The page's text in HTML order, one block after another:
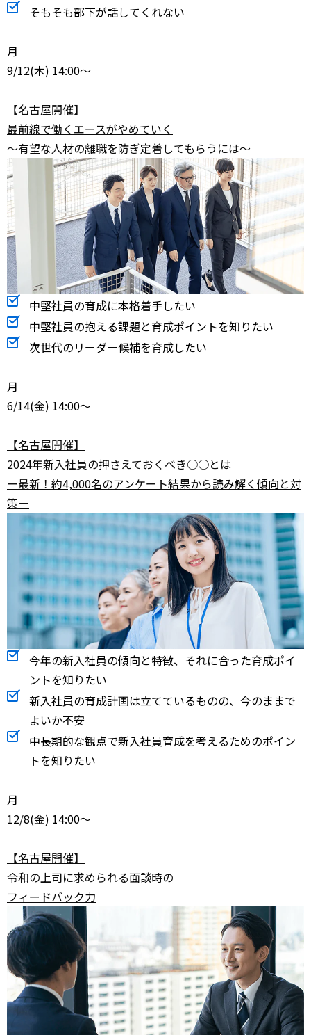
そもそも部下が話してくれない
月
9/12(木) 14:00～
【名古屋開催】
最前線で働くエースがやめていく
～有望な人材の離職を防ぎ定着してもらうには～
中堅社員の育成に本格着手したい
中堅社員の抱える課題と育成ポイントを知りたい
次世代のリーダー候補を育成したい
月
6/14(金) 14:00～
【名古屋開催】
2024年新入社員の押さえておくべき○○とは
ー最新！約4,000名のアンケート結果から読み解く傾向と対
策ー
今年の新入社員の傾向と特徴、それに合った育成ポイ
ントを知りたい
新入社員の育成計画は立てているものの、今のままで
よいか不安
中長期的な観点で新入社員育成を考えるためのポイン
トを知りたい
月
12/8(金) 14:00～
【名古屋開催】
令和の上司に求められる面談時の
フィードバック力